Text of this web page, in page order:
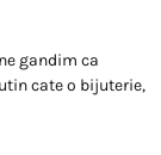
gandim ca
cate o bijuterie,